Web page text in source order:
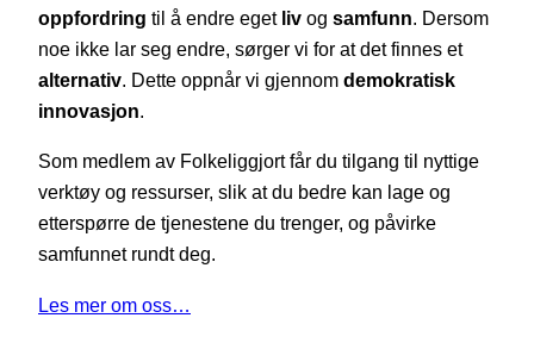
oppfordring til å endre eget liv og samfunn. Dersom
noe ikke lar seg endre, sørger vi for at det finnes et
alternativ. Dette oppnår vi gjennom demokratisk
innovasjon.
Som medlem av Folkeliggjort får du tilgang til nyttige
verktøy og ressurser, slik at du bedre kan lage og
etterspørre de tjenestene du trenger, og påvirke
samfunnet rundt deg.
Les mer om oss…